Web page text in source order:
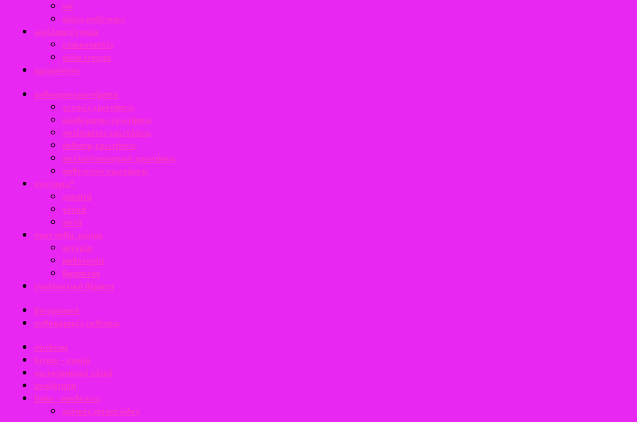
ιοί
άλλες ασθένειες
ωφέλιμα έντομα
επικονιαστές
άλλα έντομα
ημερολόγιο
ανθοκηποερωτήματα
γενικές ερωτήσεις
κλαδέματος ερωτήσεις
ποτίσματος ερωτήσεις
άνθισης ερωτήσεις
πολλαπλασιασμού ερωτήσεις
ασθενειών ερωτήσεις
συνταγές*
φαγητά
γλυκά
ποτά
στον ανθρ. κόσμο
ιστορία
μυθολογία
θρησκεία
εναλλακτικά θέματα
βιογραφικό
ανθοκομικές εκθέσεις
σύνδεση
forum - αγορά
φωτογραφικό υλικό
αναζήτηση
links - συνδέσεις
φιλικές ιστοσελίδες